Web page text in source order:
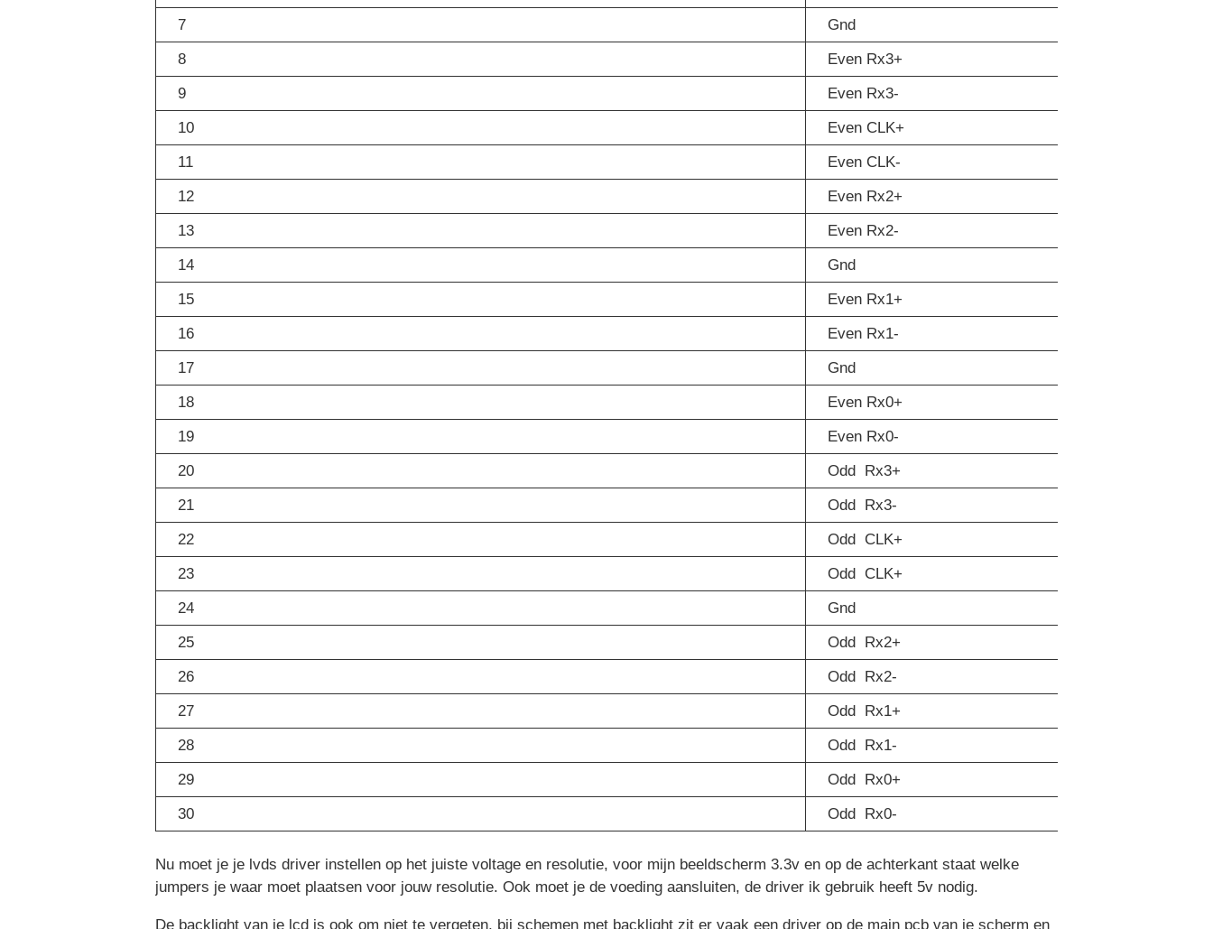
7
Gnd
8
Even Rx3+
9
Even Rx3-
10
Even CLK+
11
Even CLK-
12
Even Rx2+
13
Even Rx2-
14
Gnd
15
Even Rx1+
16
Even Rx1-
17
Gnd
18
Even Rx0+
19
Even Rx0-
20
Odd Rx3+
21
Odd Rx3-
22
Odd CLK+
23
Odd CLK+
24
Gnd
25
Odd Rx2+
26
Odd Rx2-
27
Odd Rx1+
28
Odd Rx1-
29
Odd Rx0+
30
Odd Rx0-
Nu moet je je lvds driver instellen op het juiste voltage en resolutie, voor mijn beeldscherm 3.3v en op de achterkant staat welke
jumpers je waar moet plaatsen voor jouw resolutie. Ook moet je de voeding aansluiten, de driver ik gebruik heeft 5v nodig.
De backlight van je lcd is ook om niet te vergeten, bij schemen met backlight zit er vaak een driver op de main pcb van je scherm en